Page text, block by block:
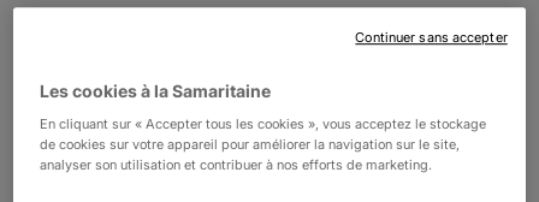
Samaritaine.
Location
RDC Designers lab
Les cookies à la Samaritaine
En cliquant sur « Accepter tous les cookies », vous acceptez le stockage
de cookies sur votre appareil pour améliorer la navigation sur le site,
analyser son utilisation et contribuer à nos efforts de marketing.
Continuer sans accepter